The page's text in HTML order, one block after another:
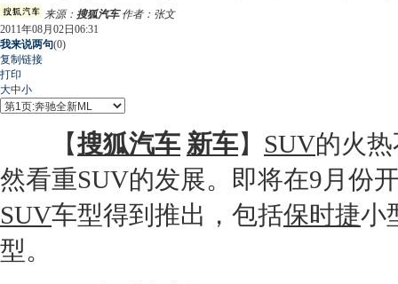
来源： 搜狐汽车作者：张文
2011年08月02日06:31
我来说两句(0)
复制链接
打印
大中小
【搜狐汽车 新车】 SUV的火
然看重SUV的发展。即将在9月份
SUV车型得到推出，包括保时捷小
型。